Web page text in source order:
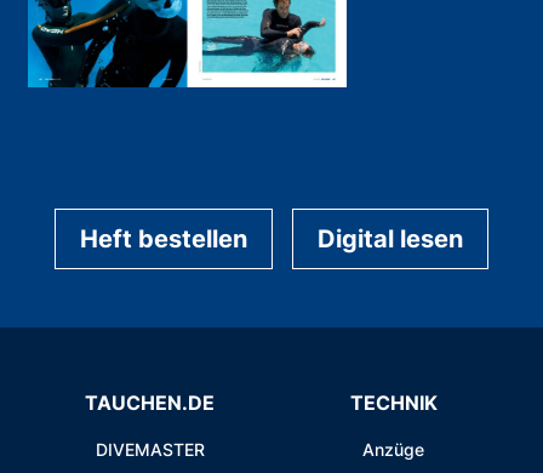
Heft bestellen Digital lesen
TAUCHEN.DE
DIVEMASTER
TECHNIK
Anzüge